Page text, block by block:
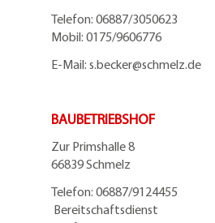
Telefon: 06887/3050623
Mobil: 0175/9606776
E-Mail: s.becker@schmelz.de
BAUBETRIEBSHOF
Zur Primshalle 8
66839 Schmelz
Telefon: 06887/9124455
Bereitschaftsdienst